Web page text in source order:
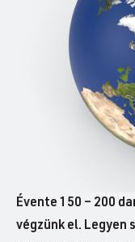
Évente 150 – 200
végzünk el.